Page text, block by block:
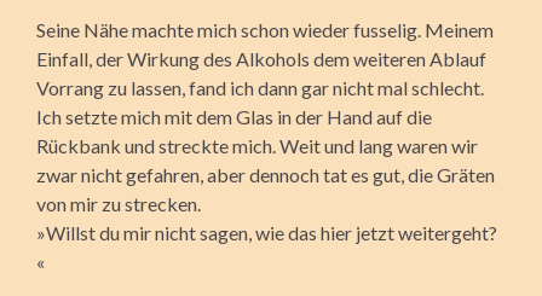
Seine Nähe machte mich schon wieder fusselig. Meinem
Einfall, der Wirkung des Alkohols dem weiteren Ablauf
Vorrang zu lassen, fand ich dann gar nicht mal schlecht.
Ich setzte mich mit dem Glas in der Hand auf die
Rückbank und streckte mich. Weit und lang waren wir
zwar nicht gefahren, aber dennoch tat es gut, die Gräten
von mir zu strecken.
»Willst du mir nicht sagen, wie das hier jetzt weitergeht?
«